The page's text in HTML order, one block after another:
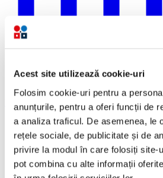
Acest site utilizează cookie-uri
Folosim cookie-uri pentru a
anunțurile, pentru a oferi funcții de
a analiza traficul. De asemenea, le
rețele sociale, de publicitate și de
privire la modul în care folosiți site-
pot combina cu alte informații
LinkedIn